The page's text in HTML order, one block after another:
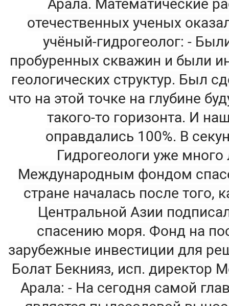
Арала. Математические
отечественных ученых
учёный-гидрогеолог: -
пробуренных скважин и были
геологических структур. Был
что на этой точке на глубине
такого-то горизонта. И
оправдались 100%. В
Гидрогеологи уже много
Международным фондом
стране началась после того,
Центральной Азии
спасению моря. Фонд на
зарубежные инвестиции для
Болат Бекнияз, исп. директор
Арала: - На сегодня самой